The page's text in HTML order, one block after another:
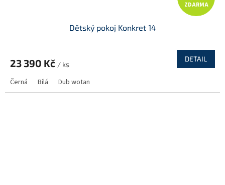
D
R
A
ZDARMA
Dětský pokoj Konkret 14
23 390 Kč / ks
DETAIL
Černá Bílá Dub wotan